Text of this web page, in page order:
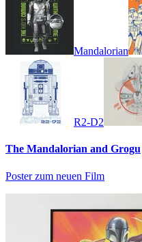
Mandalorian
R2-D2
The Mandalorian and Grogu
Poster zum neuen Film